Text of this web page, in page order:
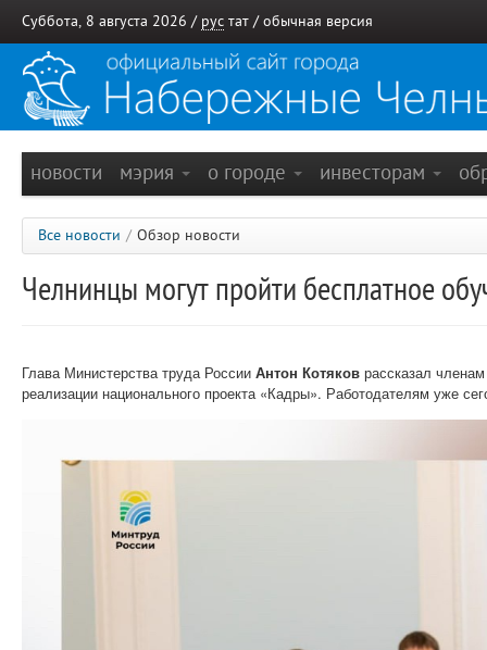
Суббота, 8 августа 2026 / рус тат / обычная версия
новости мэрия о городе инвесторам
Все новости / Обзор новости
Челнинцы могут пройти бесплатное
Глава Министерства труда России Антон Котяков рассказал
реализации национального проекта «Кадры». Работодателям уже